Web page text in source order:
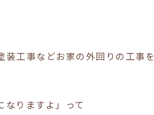
工事などお家の外回りの工事を
なりますよ」って